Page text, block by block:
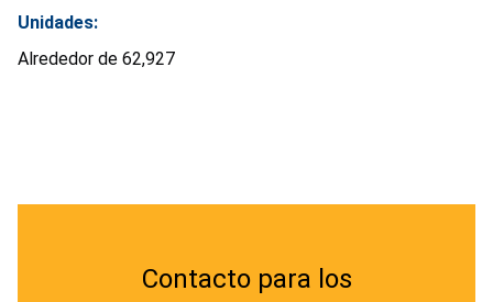
Unidades:
Alrededor de 62,927
Contacto para los